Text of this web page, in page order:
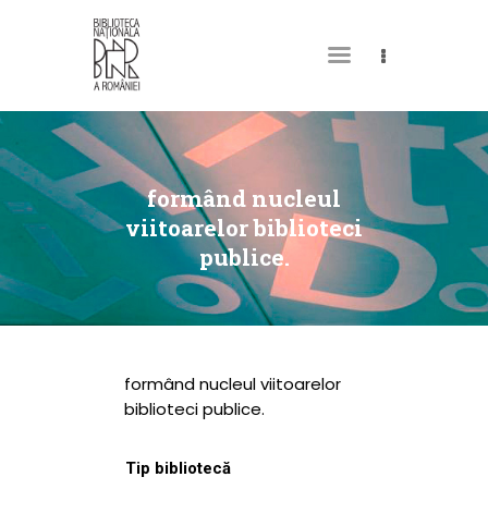
formând nucleul
viitoarelor biblioteci
publice.
DESPRE NOI
PERMISUL MEU DE
BIBLIOTECĂ
CATALOAGE ȘI
COLECȚII
BIBLIOTECA DIGITALĂ
EVENIMENTE
CULTURALE
NOUTĂȚI
formând nucleul viitoarelor
biblioteci publice.
Tip bibliotecă